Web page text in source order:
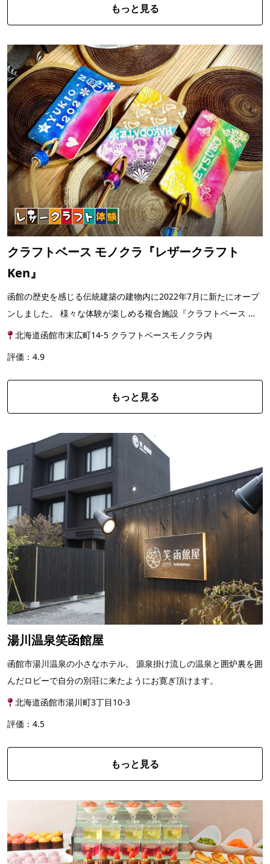
もっと見る
クラフトベース モノクラ『レザークラフト
Ken』
函館の歴史を感じる伝統建築の建物内に2022年7月に新たにオープ
ンしました。 様々な体験が楽しめる複合施設『クラフトベース モ
ノクラ』 レザークラフト以外にも日替わりで様々なク...
北海道函館市末広町14-5 クラフトベースモノクラ内
評価：4.9
もっと見る
湯川温泉笑函館屋
函館市湯川温泉の小さなホテル。 源泉掛け流しの温泉と囲炉裏を囲
んだロビーで自分の別荘に来たようにお寛ぎ頂けます。
北海道函館市湯川町3丁目10-3
評価：4.5
もっと見る